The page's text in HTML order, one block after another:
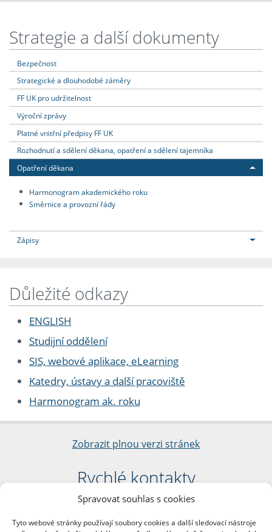
Spravovat souhlas s cookies
Tyto webové stránky používají soubory cookies a další sledovací nástroje
Strategie a další dokumenty
Bezpečnost
Strategické a dlouhodobé záměry
FF UK pro udržitelnost
Výroční zprávy
Platné vnitřní předpisy FF UK
Rozhodnutí a sdělení děkana, opatření a sdělení tajemníka
Opatření děkana
Harmonogram akademického roku
Směrnice a provozní řády
Zápisy
Důležité odkazy
ENGLISH
Studijní oddělení
SIS, webové aplikace, eLearning
Katedry, ústavy a další pracoviště
Harmonogram ak. roku
Zobrazit plnou verzi stránek
Rychlé kontakty
Filozofická fakulta
nám. Jana Palacha 1/2